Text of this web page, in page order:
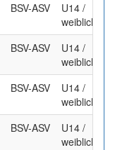
BSV-ASV
U14 /
weiblich
BSV-ASV
U14 /
weiblich
BSV-ASV
U14 /
weiblich
BSV-ASV
U14 /
weiblich